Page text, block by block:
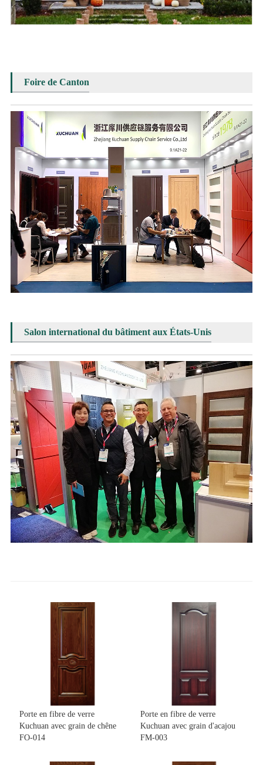
Foire de Canton
Salon international du bâtiment aux États-Unis
Porte en fibre de verre
Kuchuan avec grain de chêne
FO-014
Porte en fibre de verre
Kuchuan avec grain d'acajou
FM-003